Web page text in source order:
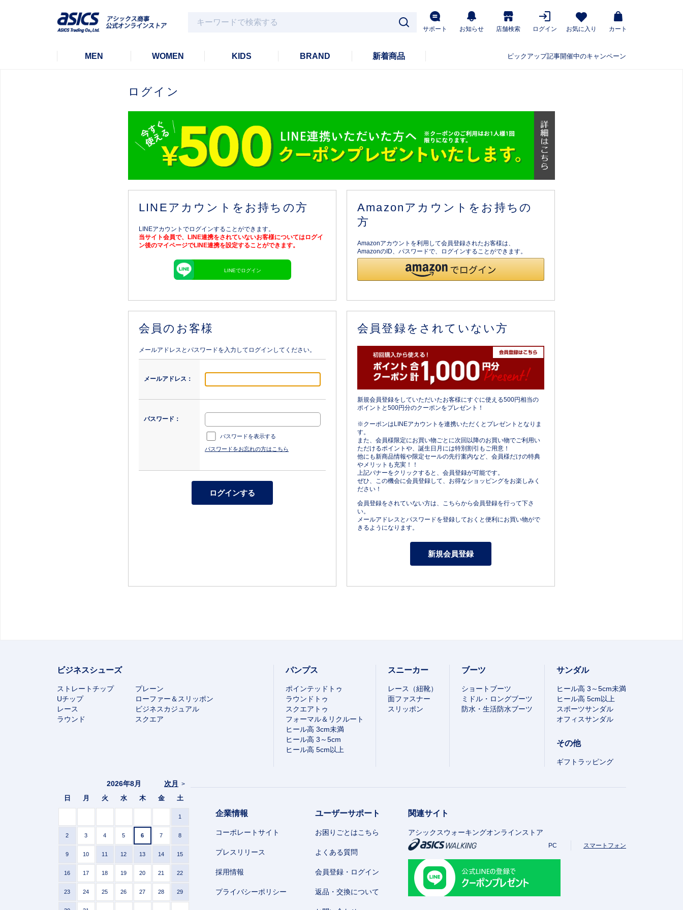
サポート お知らせ 店舗検索 ログイン お気に入り カート
MEN WOMEN KIDS BRAND 新着商品 ピックアップ記事開催中のキャンペーン
ログイン
LINEアカウントをお持ちの方
LINEアカウントでログインすることができます。
当サイト会員で、LINE連携をされていないお客様についてはログイ
ン後のマイページでLINE連携を設定することができます。
LINEでログイン
Amazonアカウントをお持ちの
方
Amazonアカウントを利用して会員登録されたお客様は、
AmazonのID、パスワードで、ログインすることができます。
会員のお客様
メールアドレスとパスワードを入力してログインしてください。
メールアドレス：
パスワード：
パスワードを表示する
パスワードをお忘れの方はこちら
会員登録をされていない方
新規会員登録をしていただいたお客様にすぐに使える500円相当の
ポイントと500円分のクーポンをプレゼント！
※クーポンはLINEアカウントを連携いただくとプレゼントとなりま
す。
また、会員様限定にお買い物ごとに次回以降のお買い物でご利用い
ただけるポイントや、誕生日月には特別割引もご用意！
他にも新商品情報や限定セールの先行案内など、会員様だけの特典
やメリットも充実！！
上記バナーをクリックすると、会員登録が可能です。
ぜひ、この機会に会員登録して、お得なショッピングをお楽しみく
ださい！
会員登録をされていない方は、こちらから会員登録を行って下さ
い。
メールアドレスとパスワードを登録しておくと便利にお買い物がで
きるようになります。
ビジネスシューズ
ストレートチップ
プレーン
Uチップ
ローファー＆スリッポン
レース
ビジネスカジュアル
ラウンド
スクエア
パンプス
ポインテッドトゥ
ラウンドトゥ
スクエアトゥ
フォーマル＆リクルート
ヒール高 3cm未満
ヒール高 3～5cm
ヒール高 5cm以上
スニーカー
レース（紐靴）
面ファスナー
スリッポン
ブーツ
ショートブーツ
ミドル・ロングブーツ
防水・生活防水ブーツ
サンダル
ヒール高 3～5cm未満
ヒール高 5cm以上
スポーツサンダル
オフィスサンダル
その他
ギフトラッピング
次月 >
2026年8月
日 月 火 水 木 金 土
1
2 3 4 5 6 7 8
9 10 11 12 13 14 15
16 17 18 19 20 21 22
23 24 25 26 27 28 29
企業情報
コーポレートサイト
プレスリリース
採用情報
プライバシーポリシー
ユーザーサポート
お困りごとはこちら
よくある質問
会員登録・ログイン
返品・交換について
関連サイト
アシックスウォーキングオンラインストア
PC スマートフォン